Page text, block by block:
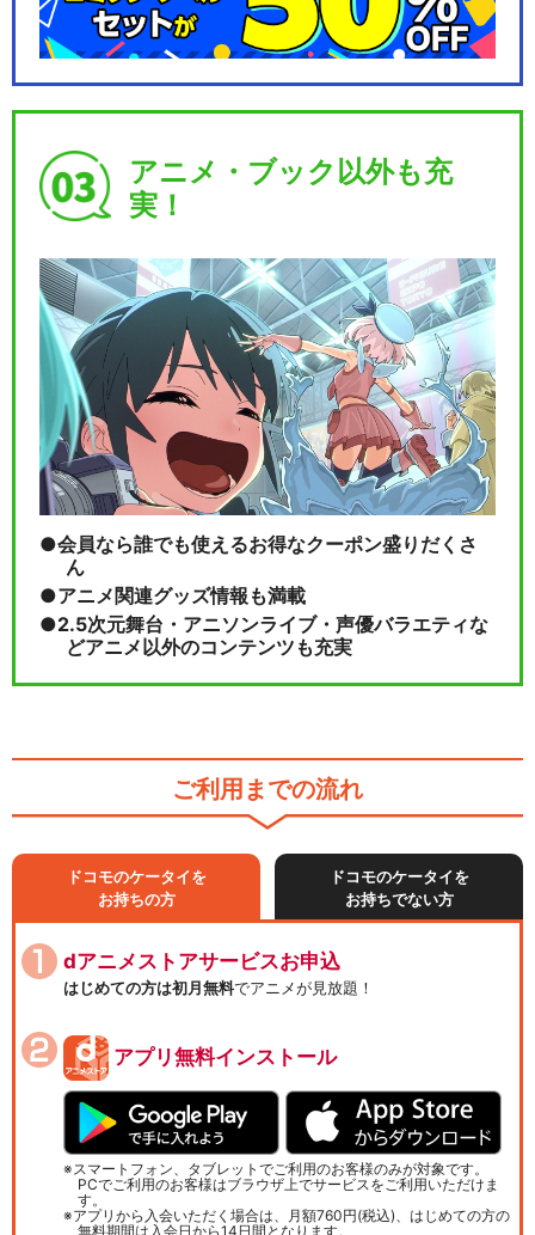
アニメ・ブック以外も充
実！
会員なら誰でも使えるお得なクーポン盛りだくさ
ん
アニメ関連グッズ情報も満載
2.5次元舞台・アニソンライブ・声優バラエティな
どアニメ以外のコンテンツも充実
ご利用までの流れ
ドコモのケータイを
お持ちの方
ドコモのケータイを
お持ちでない方
dアニメストアサービスお申込
はじめての方は初月無料でアニメが見放題！
アプリ無料インストール
スマートフォン、タブレットでご利用のお客様のみが対象です。
PCでご利用のお客様はブラウザ上でサービスをご利用いただけま
す。
アプリから入会いただく場合は、月額760円(税込)、はじめての方の
無料期間は入会日から14日間となります。